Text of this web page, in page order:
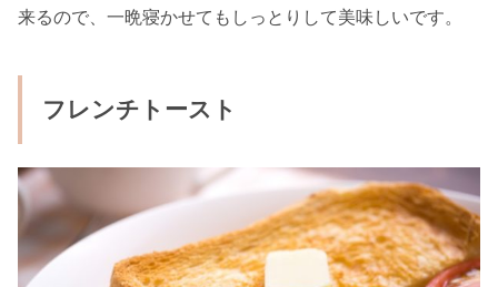
来るので、一晩寝かせてもしっとりして美味しいです。
フレンチトースト